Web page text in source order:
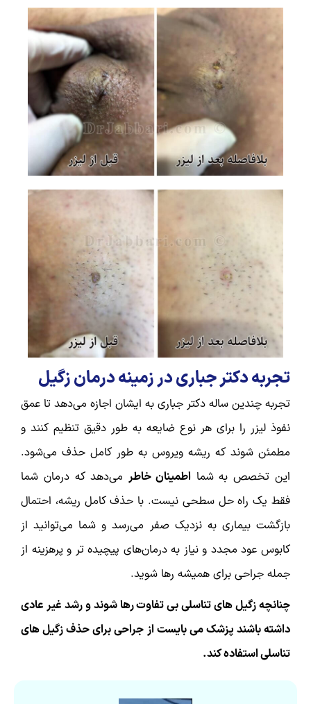
تجربه دکتر جباری در زمینه درمان زگیل
تجربه چندین ساله دکتر جباری به ایشان اجازه می‌دهد تا عمق
نفوذ لیزر را برای هر نوع ضایعه به طور دقیق تنظیم کنند و
مطمئن شوند که ریشه ویروس به طور کامل حذف می‌شود.
این تخصص به شما اطمینان خاطرمی‌دهد که درمان شما
فقط یک راه حل سطحی نیست. با حذف کامل ریشه، احتمال
بازگشت بیماری به نزدیک صفر می‌رسد و شما می‌توانید از
کابوس عود مجدد و نیاز به درمان‌های پیچیده تر و پرهزینه از
جمله جراحی برای همیشه رها شوید.
چنانچه زگیل های تناسلی بی تفاوت رها شوند و رشد غیر عادی
داشته باشند پزشک می بایست از جراحی برای حذف زگیل های
تناسلی استفاده کند.